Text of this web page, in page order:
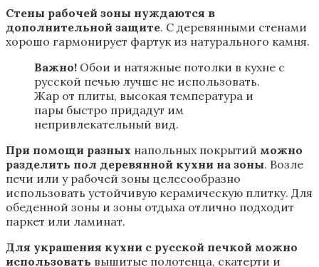
Стены рабочей зоны нуждаются в
дополнительной защите. С деревянными стенами
хорошо гармонирует фартук из натурального камня.
Важно! Обои и натяжные потолки в кухне с
русской печью лучше не использовать.
Жар от плиты, высокая температура и
пары быстро придадут им
непривлекательный вид.
При помощи разных напольных покрытий можно
разделить пол деревянной кухни на зоны. Возле
печи или у рабочей зоны целесообразно
использовать устойчивую керамическую плитку. Для
обеденной зоны и зоны отдыха отлично подходит
паркет или ламинат.
Для украшения кухни с русской печкой можно
использовать вышитые полотенца, скатерти и